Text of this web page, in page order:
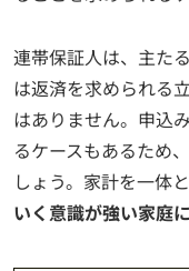
連帯保証人は、主た
は返済を求められる
はありません。申込
るケースもあるため
しょう。家計を一体
いく意識が強い家庭